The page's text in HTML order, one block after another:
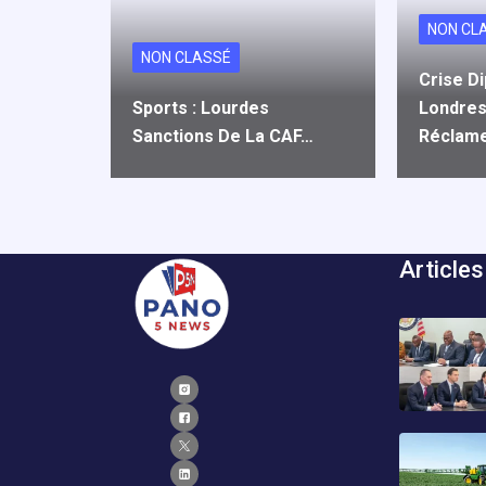
NON CLASSÉ
Sports : Lourdes
Sanctions De La CAF…
NON
Crise